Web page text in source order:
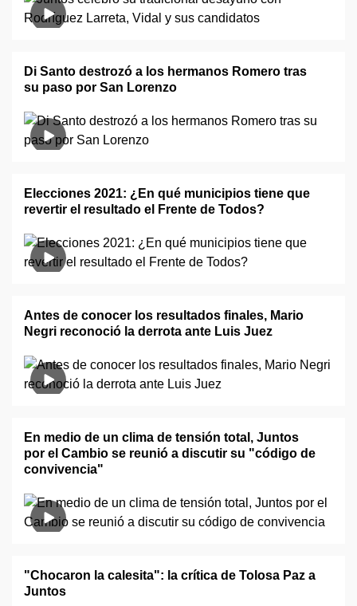
Di Santo destrozó a los hermanos Romero tras
su paso por San Lorenzo
Elecciones 2021: ¿En qué municipios tiene que
revertir el resultado el Frente de Todos?
Antes de conocer los resultados finales, Mario
Negri reconoció la derrota ante Luis Juez
En medio de un clima de tensión total, Juntos
por el Cambio se reunió a discutir su "código de
convivencia"
"Chocaron la calesita": la crítica de Tolosa Paz a
Juntos